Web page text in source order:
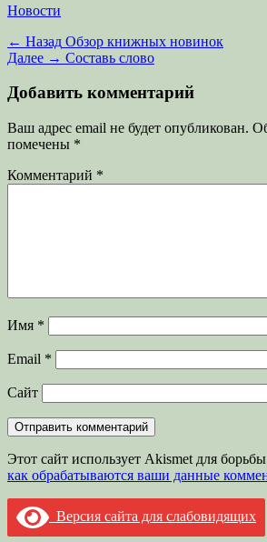
Категории
Новости
Навигация
по
записям
← Назад Предыдущая
запись:
Обзор книжных новинок
Далее → Следующая
Составь слово
Добавить комментарий
Ваш адрес email не будет опубликован.
помечены *
Комментарий *
Имя *
Email *
Сайт
Этот сайт использует Akismet для
как обрабатываются ваши данные
Версия сайта для слабовидящих